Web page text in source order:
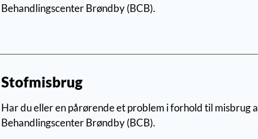
Behandlingscenter Brøndby (BCB).
Stofmisbrug
Har du eller en pårørende et problem i forhold til misbrug
Behandlingscenter Brøndby (BCB).